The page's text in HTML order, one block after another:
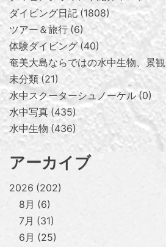
ダイビング日記 1808
ツアー＆旅行 6
体験ダイビング 40
奄美大島ならではの水中生物、景観
未分類 21
水中スクーターシュノーケル 0
水中写真 435
水中生物 436
アーカイブ
2026 202
8月
6
7月
31
6月
25